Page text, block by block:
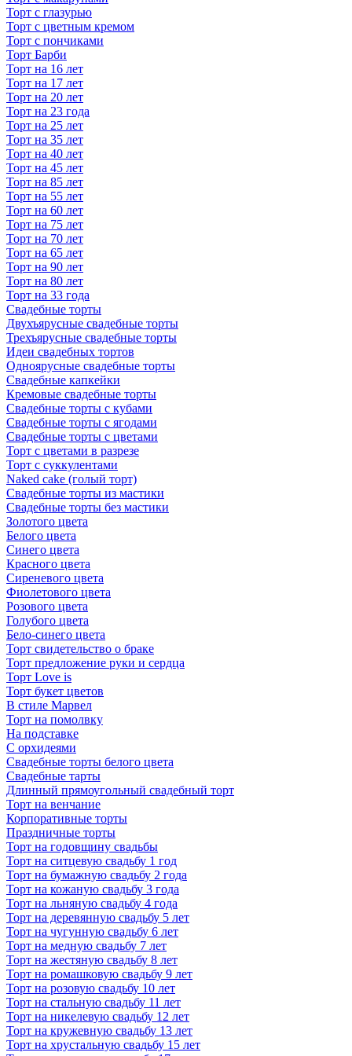
Торт с глазурью
Торт с цветным кремом
Торт с пончиками
Торт Барби
Торт на 16 лет
Торт на 17 лет
Торт на 20 лет
Торт на 23 года
Торт на 25 лет
Торт на 35 лет
Торт на 40 лет
Торт на 45 лет
Торт на 85 лет
Торт на 55 лет
Торт на 60 лет
Торт на 75 лет
Торт на 70 лет
Торт на 65 лет
Торт на 90 лет
Торт на 80 лет
Торт на 33 года
Свадебные торты
Двухъярусные свадебные торты
Трехъярусные свадебные торты
Идеи свадебных тортов
Одноярусные свадебные торты
Свадебные капкейки
Кремовые свадебные торты
Свадебные торты с кубами
Свадебные торты с ягодами
Свадебные торты с цветами
Торт с цветами в разрезе
Торт с суккулентами
Naked cake (голый торт)
Свадебные торты из мастики
Свадебные торты без мастики
Золотого цвета
Белого цвета
Синего цвета
Красного цвета
Сиреневого цвета
Фиолетового цвета
Розового цвета
Голубого цвета
Бело-синего цвета
Торт свидетельство о браке
Торт предложение руки и сердца
Торт Love is
Торт букет цветов
В стиле Марвел
Торт на помолвку
На подставке
С орхидеями
Свадебные торты белого цвета
Свадебные тарты
Длинный прямоугольный свадебный торт
Торт на венчание
Корпоративные торты
Праздничные торты
Торт на годовщину свадьбы
Торт на ситцевую свадьбу 1 год
Торт на бумажную свадьбу 2 года
Торт на кожаную свадьбу 3 года
Торт на льняную свадьбу 4 года
Торт на деревянную свадьбу 5 лет
Торт на чугунную свадьбу 6 лет
Торт на медную свадьбу 7 лет
Торт на жестяную свадьбу 8 лет
Торт на ромашковую свадьбу 9 лет
Торт на розовую свадьбу 10 лет
Торт на стальную свадьбу 11 лет
Торт на никелевую свадьбу 12 лет
Торт на кружевную свадьбу 13 лет
Торт на хрустальную свадьбу 15 лет